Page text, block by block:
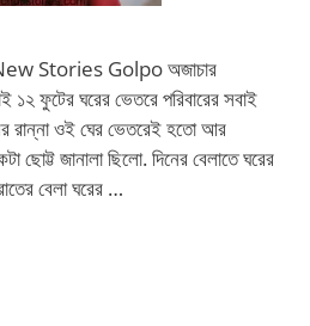
Stories Golpo অজাচার
১২ ফুটের ঘরের ভেতরে পরিবারের সবাই
রান্না ওই ঘের ভেতরেই হতো আর
ছোট্ট জানালা ছিলো. দিনের বেলাতে ঘরের
বেলা ঘরের …